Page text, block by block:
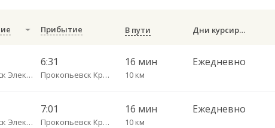
Прибытие В пути Дни курсирования
Прокопьевск Электропром
6:31
Прокопьевск Красный Углекоп
16 мин
10 км
Ежедневно
Прокопьевск Электропром
7:01
Прокопьевск Красный Углекоп
16 мин
10 км
Ежедневно